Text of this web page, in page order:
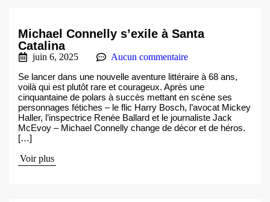
Michael Connelly s’exile à Santa
Catalina
juin 6, 2025
Aucun commentaire
Se lancer dans une nouvelle aventure littéraire à 68 ans,
voilà qui est plutôt rare et courageux. Après une
cinquantaine de polars à succès mettant en scène ses
personnages fétiches – le flic Harry Bosch, l’avocat Mickey
Haller, l’inspectrice Renée Ballard et le journaliste Jack
McEvoy – Michael Connelly change de décor et de héros.
[…]
Voir plus